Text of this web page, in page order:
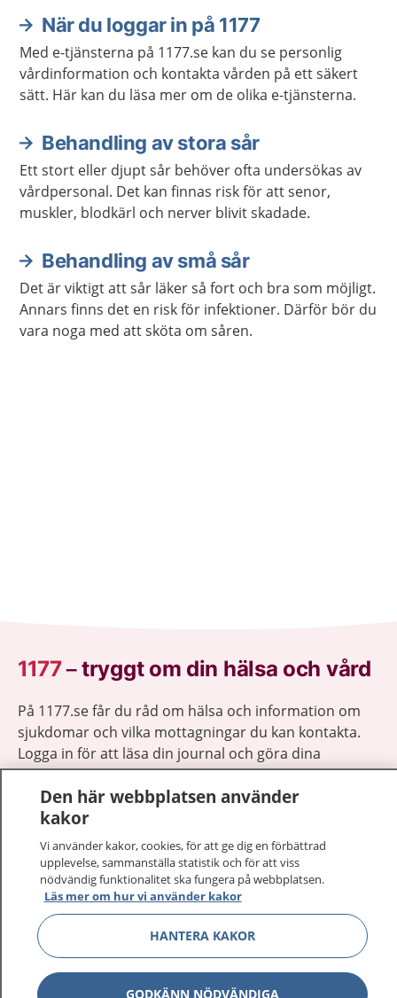
När du loggar in på 1177
Med e-tjänsterna på 1177.se kan du se personlig
vårdinformation och kontakta vården på ett säkert
sätt. Här kan du läsa mer om de olika e-tjänsterna.
Behandling av stora sår
Ett stort eller djupt sår behöver ofta undersökas av
vårdpersonal. Det kan finnas risk för att senor,
muskler, blodkärl och nerver blivit skadade.
Behandling av små sår
Det är viktigt att sår läker så fort och bra som möjligt.
Annars finns det en risk för infektioner. Därför bör du
vara noga med att sköta om såren.
1177–tryggt om din hälsa och vård
På 1177.se får du råd om hälsa och information om
sjukdomar och vilka mottagningar du kan kontakta.
Logga in för att läsa din journal och göra dina
vårdärenden. Ring telefonnummer 1177 för
sjukvårdsrådgivning dygnet runt.
1177 ger dig råd när du vill må bättre.
1177 på flera språk Visa
Om 1177 Visa
Den här webbplatsen använder
kakor
Vi använder kakor, cookies, för att ge dig en förbättrad
upplevelse, sammanställa statistik och för att viss
nödvändig funktionalitet ska fungera på webbplatsen.
Läs mer om hur vi använder kakor
HANTERA KAKOR
GODKÄNN NÖDVÄNDIGA